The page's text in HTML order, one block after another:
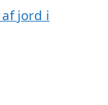
jord i